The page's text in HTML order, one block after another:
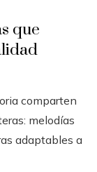
que
comparten
melodías
adaptables a